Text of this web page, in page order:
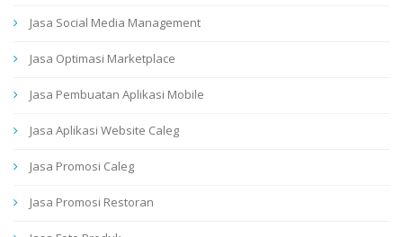
Jasa Social Media Management
Jasa Optimasi Marketplace
Jasa Pembuatan Aplikasi Mobile
Jasa Aplikasi Website Caleg
Jasa Promosi Caleg
Jasa Promosi Restoran